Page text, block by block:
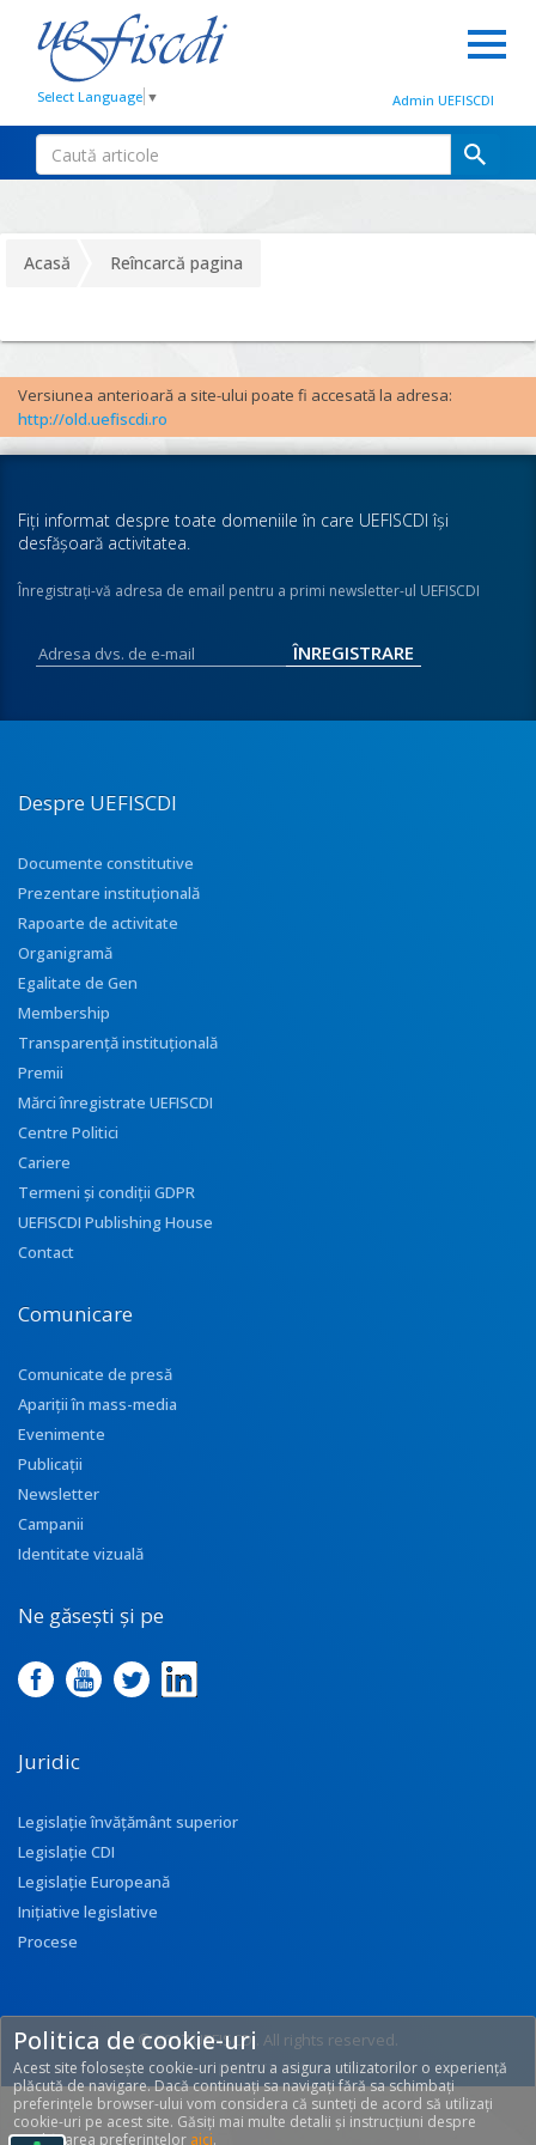
Select Language ▼ Admin UEFISCDI
Acasă Reîncarcă pagina
Versiunea anterioară a site-ului poate fi accesată la adresa:
http://old.uefiscdi.ro
Fiţi informat despre toate domeniile în care UEFISCDI îşi
desfăşoară activitatea.
Înregistraţi-vă adresa de email pentru a primi newsletter-ul UEFISCDI
Despre UEFISCDI
Documente constitutive
Prezentare instituţională
Rapoarte de activitate
Organigramă
Egalitate de Gen
Membership
Transparenţă instituţională
Premii
Mărci înregistrate UEFISCDI
Centre Politici
Cariere
Termeni și condiții GDPR
UEFISCDI Publishing House
Contact
Comunicare
Comunicate de presă
Apariţii în mass-media
Evenimente
Publicații
Newsletter
Campanii
Identitate vizuală
Ne găsești și pe
Juridic
Legislație învățământ superior
Legislație CDI
Legislație Europeană
Inițiative legislative
Procese
© 2017 UEFISCDI. All rights reserved.
[T: 0.2573, O: 92]
Politica de cookie-uri
Acest site folosește cookie-uri pentru a asigura utilizatorilor o experiență
plăcută de navigare. Dacă continuați sa navigați fără sa schimbați
preferințele browser-ului vom considera că sunteți de acord să utilizați
cookie-uri pe acest site. Găsiți mai multe detalii și instrucțiuni despre
modificarea preferințelor aici.